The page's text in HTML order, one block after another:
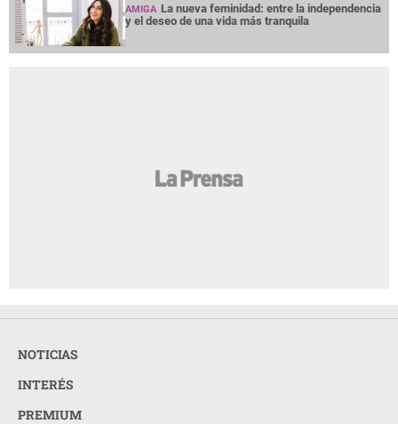
AMIGA La nueva feminidad: entre la independencia
y el deseo de una vida más tranquila
NOTICIAS
INTERÉS
PREMIUM